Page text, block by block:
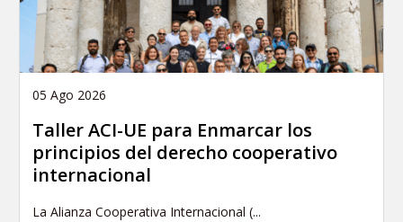
05 Ago 2026
Taller ACI-UE para Enmarcar los
principios del derecho cooperativo
internacional
La Alianza Cooperativa Internacional (...